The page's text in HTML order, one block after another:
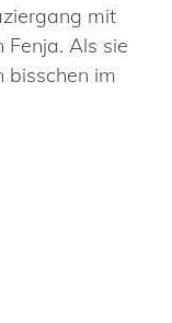
mit
Fenja. Als sie
bisschen im